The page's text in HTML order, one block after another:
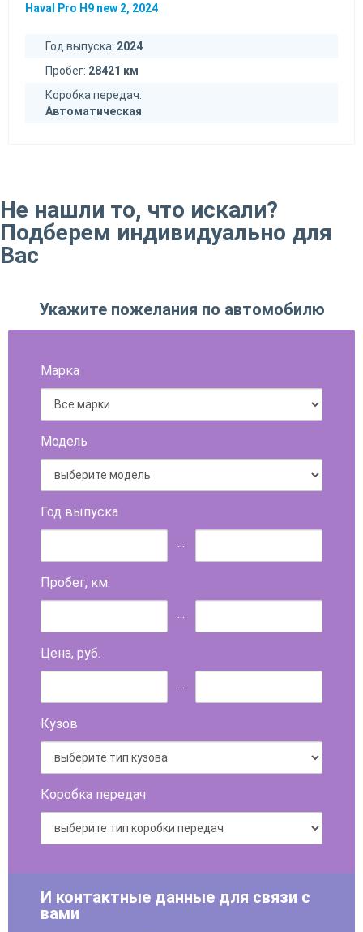
Haval Pro H9 new 2, 2024
Год выпуска: 2024
Пробег: 28421 км
Коробка передач:
Автоматическая
Не нашли то, что искали?
Подберем индивидуально для
Вас
Укажите пожелания по автомобилю
Марка
Модель
Год выпуска
...
Пробег, км.
...
Цена, руб.
...
Кузов
Коробка передач
И контактные данные для связи с
вами